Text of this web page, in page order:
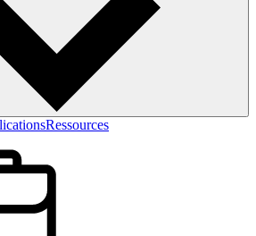
Ressources